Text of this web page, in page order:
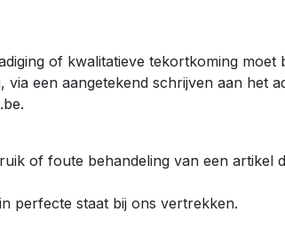
of kwalitatieve tekortkoming moet
een aangetekend schrijven aan het
.
of foute behandeling van een artikel
perfecte staat bij ons vertrekken.